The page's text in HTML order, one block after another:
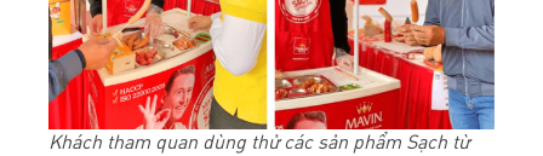
Khách tham quan dùng thử các sản phẩm Sạch từ